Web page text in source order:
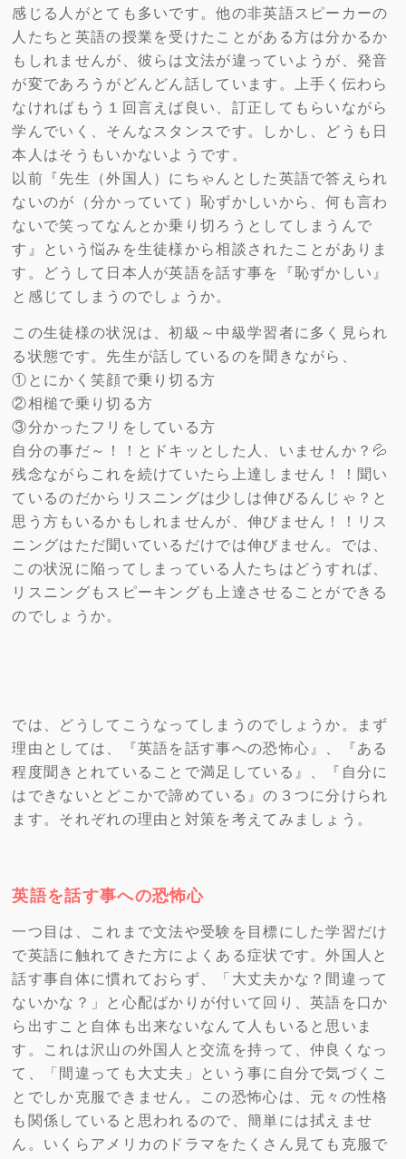
感じる人がとても多いです。他の非英語スピーカーの
人たちと英語の授業を受けたことがある方は分かるか
もしれませんが、彼らは文法が違っていようが、発音
が変であろうがどんどん話しています。上手く伝わら
なければもう１回言えば良い、訂正してもらいながら
学んでいく、そんなスタンスです。しかし、どうも日
本人はそうもいかないようです。
以前『先生（外国人）にちゃんとした英語で答えられ
ないのが（分かっていて）恥ずかしいから、何も言わ
ないで笑ってなんとか乗り切ろうとしてしまうんで
す』という悩みを生徒様から相談されたことがありま
す。どうして日本人が英語を話す事を『恥ずかしい』
と感じてしまうのでしょうか。
この生徒様の状況は、初級～中級学習者に多く見られ
る状態です。先生が話しているのを聞きながら、
①とにかく笑顔で乗り切る方
②相槌で乗り切る方
③分かったフリをしている方
自分の事だ～！！とドキッとした人、いませんか？💦
残念ながらこれを続けていたら上達しません！！聞い
ているのだからリスニングは少しは伸びるんじゃ？と
思う方もいるかもしれませんが、伸びません！！リス
ニングはただ聞いているだけでは伸びません。では、
この状況に陥ってしまっている人たちはどうすれば、
リスニングもスピーキングも上達させることができる
のでしょうか。
では、どうしてこうなってしまうのでしょうか。まず
理由としては、『英語を話す事への恐怖心』、『ある
程度聞きとれていることで満足している』、『自分に
はできないとどこかで諦めている』の３つに分けられ
ます。それぞれの理由と対策を考えてみましょう。
英語を話す事への恐怖心
一つ目は、これまで文法や受験を目標にした学習だけ
で英語に触れてきた方によくある症状です。外国人と
話す事自体に慣れておらず、「大丈夫かな？間違って
ないかな？」と心配ばかりが付いて回り、英語を口か
ら出すこと自体も出来ないなんて人もいると思いま
す。これは沢山の外国人と交流を持って、仲良くなっ
て、「間違っても大丈夫」という事に自分で気づくこ
とでしか克服できません。この恐怖心は、元々の性格
も関係していると思われるので、簡単には拭えませ
ん。いくらアメリカのドラマをたくさん見ても克服で